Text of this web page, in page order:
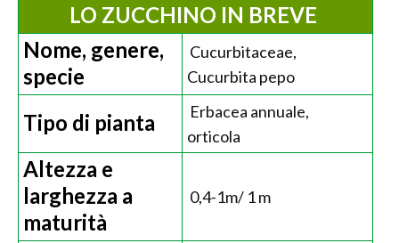
LO ZUCCHINO IN BREVE
Nome, genere,
specie
Cucurbitaceae,
Cucurbita pepo
Tipo di pianta
Erbacea annuale,
orticola
Altezza e
larghezza a
maturità
0,4-1m/ 1 m